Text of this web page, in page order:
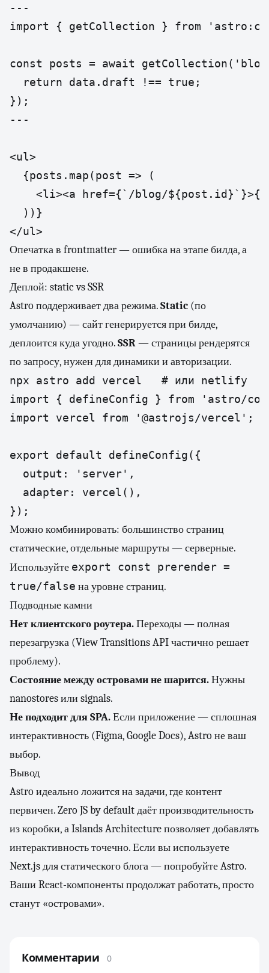
---
import { getCollection } from
const posts = await
  return data.draft !== true;
});
---
<ul>
  {posts.map(post => (
<li><a href={`/blog/
  ))}
</ul>
Опечатка в frontmatter — ошибка на этапе билда, а
не в продакшене.
Деплой: static vs SSR
Astro поддерживает два режима.Static (по
умолчанию) — сайт генерируется при билде,
деплоится куда угодно.SSR— страницы рендерятся
по запросу, нужен для динамики и авторизации.
npx astro add vercel   # или netlify
import { defineConfig } from 'astro/
import vercel from '@astrojs/vercel';
export default defineConfig({
  output: 'server',
  adapter: vercel(),
});
Можно комбинировать: большинство страниц
статические, отдельные маршруты — серверные.
Используйте export const prerender =
true/false на уровне страниц.
Подводные камни
Нет клиентского роутера.Переходы — полная
перезагрузка (View Transitions API частично решает
проблему).
Состояние между островами не шарится.Нужны
nanostores или signals.
Не подходит для SPA.Если приложение — сплошная
интерактивность (Figma, Google Docs), Astro не ваш
выбор.
Вывод
Astro идеально ложится на задачи, где контент
первичен. Zero JS by default даёт производительность
из коробки, а Islands Architecture позволяет добавлять
интерактивность точечно. Если вы используете
Next.js для статического блога — попробуйте Astro.
Ваши React-компоненты продолжат работать, просто
станут «островами».
Комментарии 0